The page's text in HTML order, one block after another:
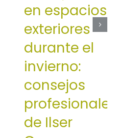
en espacios
exteriores
durante el
invierno:
consejos
profesionales
de Ilser